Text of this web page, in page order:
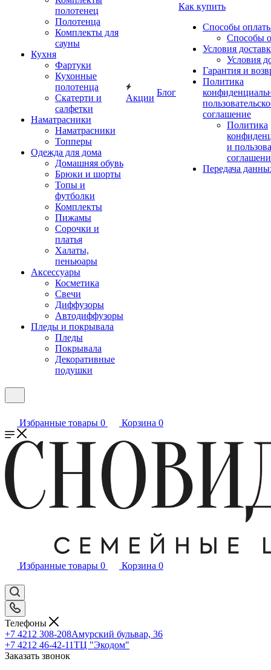
полотенец
Полотенца
Комплекты для
сауны
Кухня
Фартуки
Кухонные
полотенца
Скатерти и
салфетки
Наматрасники
Наматрасники
Топперы
Одежда для дома
Домашняя обувь
Брюки и шорты
Топы и
футболки
Комплекты
Пижамы
Сорочки и
платья
Халаты,
пеньюары
Аксессуары
Косметика
Свечи
Диффузоры
Автодиффузоры
Пледы и покрывала
Пледы
Покрывала
Декоративные
подушки
Акции
Блог
Как купить
Способы
Способы
Условия
Условия
Гарантия и
Политика
соглашение
Политика
и
Передача
Избранные товары 0 Корзина 0
Избранные товары 0 Корзина 0
Телефоны
+7 4212 308-208Амурский бульвар, 36
+7 4212 46-42-11ТЦ "Экодом"
Заказать звонок